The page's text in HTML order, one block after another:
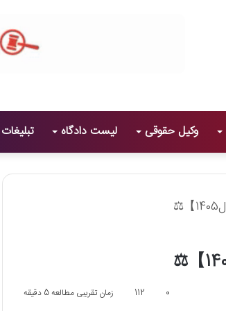
وکیل حقوقی لیست دادگاه تبلیغات
0
112 زمان تقریبی مطالعه 5 دقیقه